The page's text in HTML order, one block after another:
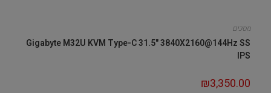
מסכים
Gigabyte M32U KVM Type-C 31.5" 3840X2160@144Hz SS
IPS
₪3,350.00